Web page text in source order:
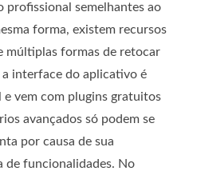
profissional semelhantes ao
forma, existem recursos
múltiplas formas de retocar
interface do aplicativo é
e vem com plugins gratuitos
avançados só podem se
por causa de sua
de funcionalidades. No